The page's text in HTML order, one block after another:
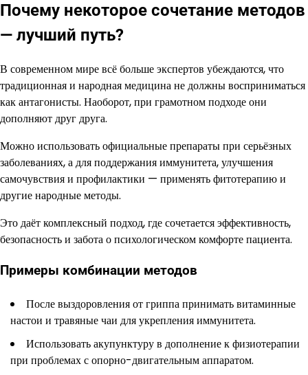
Почему некоторое сочетание методов
— лучший путь?
В современном мире всё больше экспертов убеждаются, что
традиционная и народная медицина не должны восприниматься
как антагонисты. Наоборот, при грамотном подходе они
дополняют друг друга.
Можно использовать официальные препараты при серьёзных
заболеваниях, а для поддержания иммунитета, улучшения
самочувствия и профилактики — применять фитотерапию и
другие народные методы.
Это даёт комплексный подход, где сочетается эффективность,
безопасность и забота о психологическом комфорте пациента.
Примеры комбинации методов
После выздоровления от гриппа принимать витаминные
настои и травяные чаи для укрепления иммунитета.
Использовать акупунктуру в дополнение к физиотерапии
при проблемах с опорно-двигательным аппаратом.